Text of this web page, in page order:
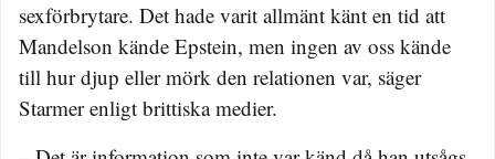
sexförbrytare. Det hade varit allmänt känt en tid att
Mandelson kände Epstein, men ingen av oss kände
till hur djup eller mörk den relationen var, säger
Starmer enligt brittiska medier.